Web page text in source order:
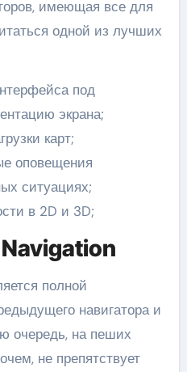
имеющая все для
одной из лучших
под
экрана;
карт;
оповещения
ситуациях;
в 2D и 3D;
полной
навигатора и
очередь, на пеших
не препятствует